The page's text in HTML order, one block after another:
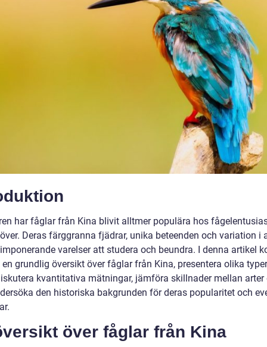
har fåglar från Kina blivit alltmer populära hos
Deras färggranna fjädrar, unika beteenden och variation i
varelser att studera och beundra. I denna artikel
grundlig översikt över fåglar från Kina, presentera olika
kvantitativa mätningar, jämföra skillnader mellan arter
den historiska bakgrunden för deras popularitet och
över fåglar från Kina